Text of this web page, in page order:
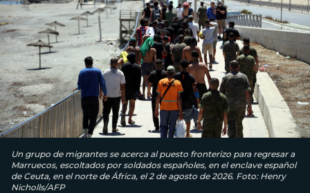
Un grupo de migrantes se acerca al puesto fronterizo para regresar a
Marruecos, escoltados por soldados españoles, en el enclave español
de Ceuta, en el norte de África, el 2 de agosto de 2026. Foto: Henry
Nicholls/AFP